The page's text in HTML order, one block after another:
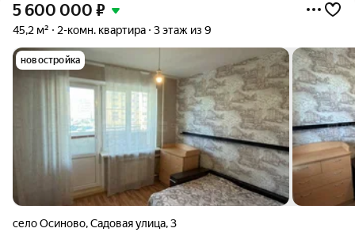
5 600 000 ₽
45,2 м² 2-комн. квартира 3 этаж из 9
новостройка
село Осиново,Садовая улица,3